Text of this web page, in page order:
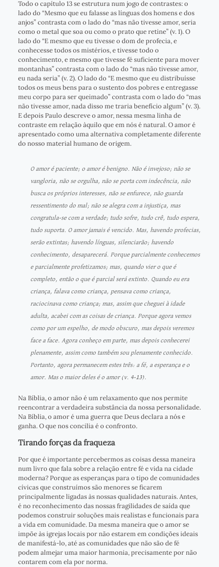
Todo o capítulo 13 se estrutura num jogo de contrastes: o
lado do “Mesmo que eu falasse as línguas dos homens e dos
anjos” contrasta com o lado do “mas não tivesse amor, seria
como o metal que soa ou como o prato que retine” (v. 1). O
lado do “E mesmo que eu tivesse o dom de profecia, e
conhecesse todos os mistérios, e tivesse todo o
conhecimento, e mesmo que tivesse fé suficiente para mover
montanhas” contrasta com o lado do “mas não tivesse amor,
eu nada seria” (v. 2). O lado do “E mesmo que eu distribuísse
todos os meus bens para o sustento dos pobres e entregasse
meu corpo para ser queimado” contrasta com o lado do “mas
não tivesse amor, nada disso me traria benefício algum” (v. 3).
E depois Paulo descreve o amor, nessa mesma linha de
contraste em relação àquilo que em nós é natural. O amor é
apresentado como uma alternativa completamente diferente
do nosso material humano de origem.
O amor é paciente; o amor é benigno. Não é invejoso; não se
vangloria, não se orgulha, não se porta com indecência, não
busca os próprios interesses, não se enfurece, não guarda
ressentimento do mal; não se alegra com a injustiça, mas
congratula-se com a verdade; tudo sofre, tudo crê, tudo espera,
tudo suporta. O amor jamais é vencido. Mas, havendo profecias,
serão extintas; havendo línguas, silenciarão; havendo
conhecimento, desaparecerá. Porque parcialmente conhecemos
e parcialmente profetizamos; mas, quando vier o que é
completo, então o que é parcial será extinto. Quando eu era
criança, falava como criança, pensava como criança,
raciocinava como criança; mas, assim que cheguei à idade
adulta, acabei com as coisas de criança. Porque agora vemos
como por um espelho, de modo obscuro, mas depois veremos
face a face. Agora conheço em parte, mas depois conhecerei
plenamente, assim como também sou plenamente conhecido.
Portanto, agora permanecem estes três: a fé, a esperança e o
amor. Mas o maior deles é o amor (v. 4-13).
Na Bíblia, o amor não é um relaxamento que nos permite
reencontrar a verdadeira substância da nossa personalidade.
Na Bíblia, o amor é uma guerra que Deus declara a nós e
ganha. O que nos concilia é o confronto.
Tirando forças da fraqueza
Por que é importante percebermos as coisas dessa maneira
num livro que fala sobre a relação entre fé e vida na cidade
moderna? Porque as esperanças para o tipo de comunidades
cívicas que construímos são menores se ficarem
principalmente ligadas às nossas qualidades naturais. Antes,
é no reconhecimento das nossas fragilidades de saída que
podemos construir soluções mais realistas e funcionais para
a vida em comunidade. Da mesma maneira que o amor se
impõe às igrejas locais por não estarem em condições ideais
de manifestá-lo, até as comunidades que não são de fé
podem almejar uma maior harmonia, precisamente por não
contarem com ela por norma.